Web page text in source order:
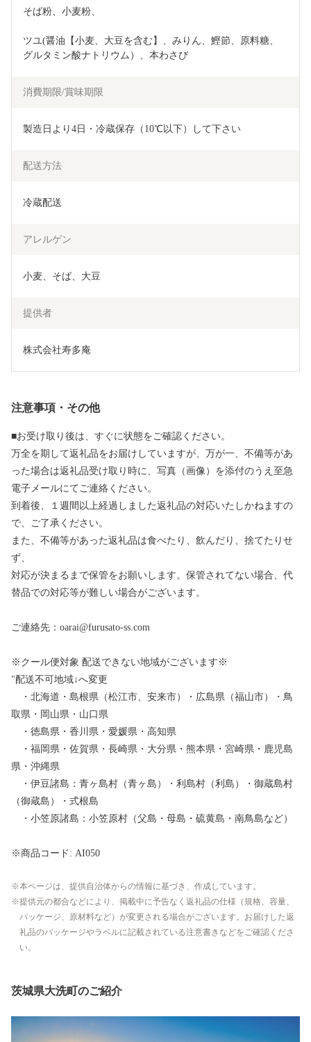
そば粉、小麦粉、
ツユ(醤油【小麦、大豆を含む】、みりん、鰹節、原料糖、
グルタミン酸ナトリウム）、本わさび
消費期限/賞味期限
製造日より4日・冷蔵保存（10℃以下）して下さい
配送方法
冷蔵配送
アレルゲン
小麦、そば、大豆
提供者
株式会社寿多庵
注意事項・その他
■お受け取り後は、すぐに状態をご確認ください。
万全を期して返礼品をお届けしていますが、万が一、不備等があ
った場合は返礼品受け取り時に、写真（画像）を添付のうえ至急
電子メールにてご連絡ください。
到着後、１週間以上経過しました返礼品の対応いたしかねますの
で、ご了承ください。
また、不備等があった返礼品は食べたり、飲んだり、捨てたりせ
ず、
対応が決まるまで保管をお願いします。保管されてない場合、代
替品での対応等が難しい場合がございます。
ご連絡先：oarai@furusato-ss.com
※クール便対象 配送できない地域がございます※
"配送不可地域↓へ変更
・北海道・島根県（松江市、安来市）・広島県（福山市）・鳥
取県・岡山県・山口県
・徳島県・香川県・愛媛県・高知県
・福岡県・佐賀県・長崎県・大分県・熊本県・宮崎県・鹿児島
県・沖縄県
・伊豆諸島：青ヶ島村（青ヶ島）・利島村（利島）・御蔵島村
（御蔵島）・式根島
・小笠原諸島：小笠原村（父島・母島・硫黄島・南鳥島など）
※商品コード: AI050
本ページは、提供自治体からの情報に基づき、作成しています。
提供元の都合などにより、掲載中に予告なく返礼品の仕様（規格、容量、
パッケージ、原材料など）が変更される場合がございます。お届けした返
礼品のパッケージやラベルに記載されている注意書きなどをご確認くださ
い。
茨城県大洗町のご紹介